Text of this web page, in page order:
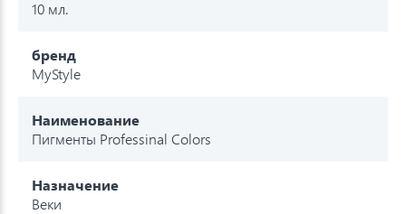
10 мл.
бренд
MyStyle
Наименование
Пигменты Professinal Colors
Назначение
Веки